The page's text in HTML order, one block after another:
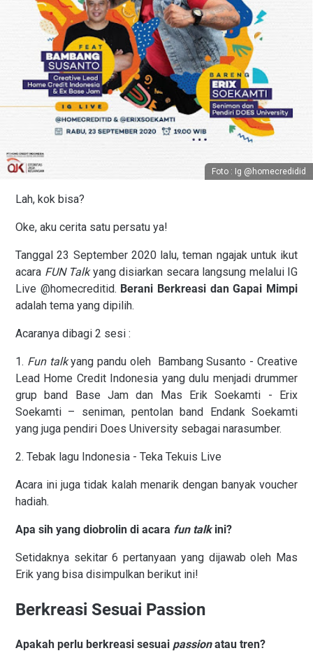
Foto : Ig @homecredidid
Lah, kok bisa?
Oke, aku cerita satu persatu ya!
Tanggal 23 September 2020 lalu, teman ngajak untuk ikut
acara FUN Talkyang disiarkan secara langsung melalui IG
Live @homecreditid. Berani Berkreasi dan Gapai Mimpi
adalah tema yang dipilih.
Acaranya dibagi 2 sesi :
1. Fun talkyang pandu oleh Bambang Susanto - Creative
Lead Home Credit Indonesia yang dulu menjadi drummer
grup band Base Jam dan Mas Erik Soekamti - Erix
Soekamti – seniman, pentolan band Endank Soekamti
yang juga pendiri Does University sebagai narasumber.
2. Tebak lagu Indonesia - Teka Tekuis Live
Acara ini juga tidak kalah menarik dengan banyak voucher
hadiah.
Apa sih yang diobrolin di acara fun talkini?
Setidaknya sekitar 6 pertanyaan yang dijawab oleh Mas
Erik yang bisa disimpulkan berikut ini!
Berkreasi Sesuai Passion
Apakah perlu berkreasi sesuai passionatau tren?